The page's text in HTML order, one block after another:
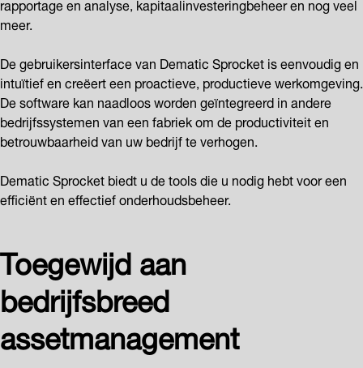
meer.
De gebruikersinterface van Dematic Sprocket is eenvoudig en
intuïtief en creëert een proactieve, productieve werkomgeving.
De software kan naadloos worden geïntegreerd in andere
bedrijfssystemen van een fabriek om de productiviteit en
betrouwbaarheid van uw bedrijf te verhogen.
Dematic Sprocket biedt u de tools die u nodig hebt voor een
efficiënt en effectief onderhoudsbeheer.
Toegewijd aan
bedrijfsbreed
assetmanagement